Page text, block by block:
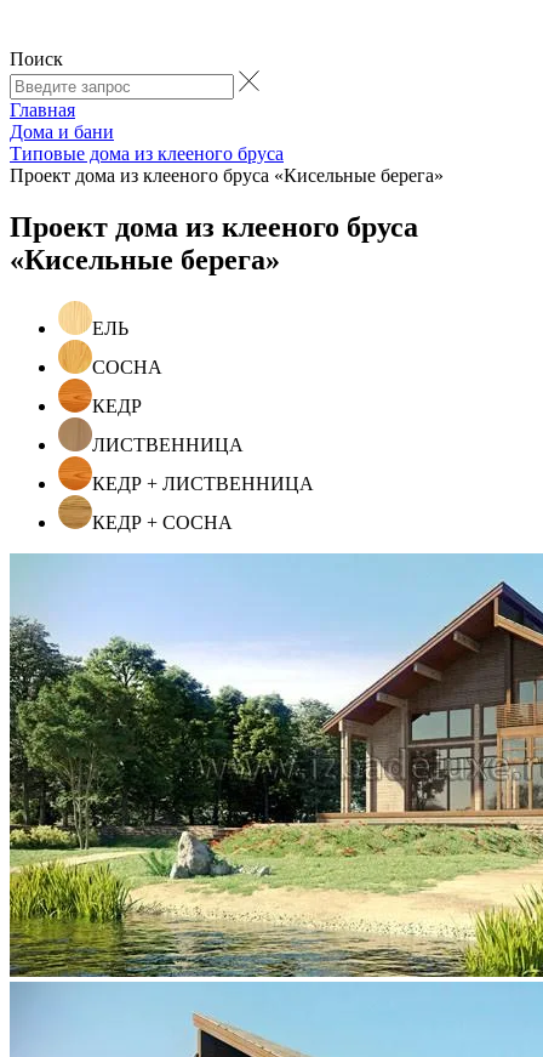
Поиск
Главная
Дома и бани
Типовые дома из клееного бруса
Проект дома из клееного бруса «Кисельные берега»
Проект дома из клееного бруса
«Кисельные берега»
ЕЛЬ
СОСНА
КЕДР
ЛИСТВЕННИЦА
КЕДР + ЛИСТВЕННИЦА
КЕДР + СОСНА